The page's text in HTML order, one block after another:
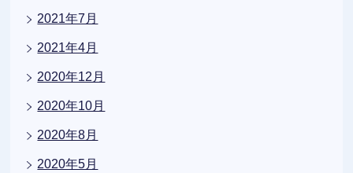
2021年7月
2021年4月
2020年12月
2020年10月
2020年8月
2020年5月